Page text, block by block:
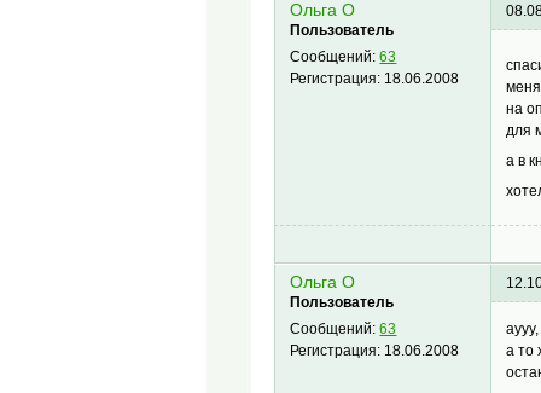
Ольга О
Пользователь
Сообщений:63
Регистрация: 18.06.2008
на
для
а в
Ольга О
Пользователь
Сообщений:63
Регистрация: 18.06.2008
а то